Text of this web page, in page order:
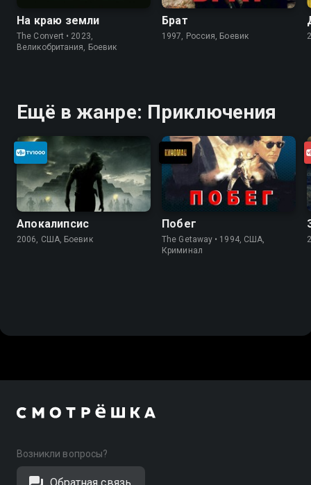
На краю земли
The Convert • 2023,
Великобритания, Боевик
Брат
1997, Россия, Боевик
Ещё в жанре: Приключения
Апокалипсис
2006, США, Боевик
Побег
The Getaway • 1994, США,
Криминал
Возникли вопросы?